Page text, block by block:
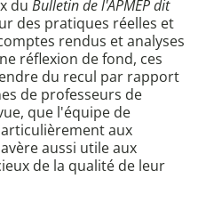
du Bulletin de l'APMEP dit
des pratiques réelles et
rendus et analyses
réflexion de fond, ces
du recul par rapport
de professeurs de
que l'équipe de
aux
aussi utile aux
de la qualité de leur